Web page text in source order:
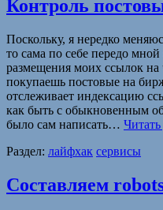
Контроль
Поскольку, я нередко
то сама по себе передо
размещения моих ссылок
покупаешь постовые на
отслеживает индексацию
как быть с обыкновенным
было сам написать… Читать
Раздел: лайфхак сервисы
Составляем